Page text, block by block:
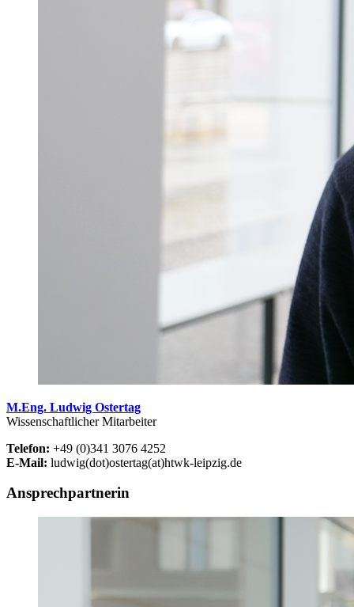
M.Eng. Ludwig Ostertag
Wissenschaftlicher Mitarbeiter
Telefon: +49 (0)341 3076 4252
E-Mail: ludwig(dot)ostertag(at)htwk-leipzig.de
Ansprechpartnerin